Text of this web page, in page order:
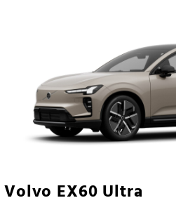
Volvo EX60 Ultra